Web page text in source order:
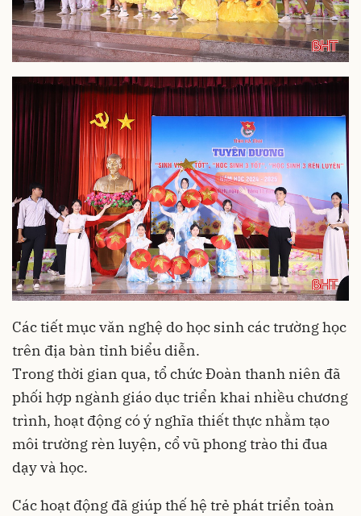
Các tiết mục văn nghệ do học sinh các trường học
trên địa bàn tỉnh biểu diễn.
Trong thời gian qua, tổ chức Đoàn thanh niên đã
phối hợp ngành giáo dục triển khai nhiều chương
trình, hoạt động có ý nghĩa thiết thực nhằm tạo
môi trường rèn luyện, cổ vũ phong trào thi đua
dạy và học.
Các hoạt động đã giúp thế hệ trẻ phát triển toàn